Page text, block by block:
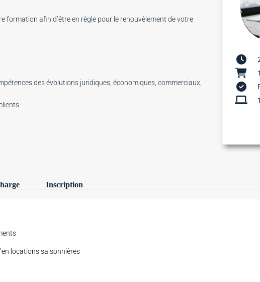
formation afin d’être en règle pour le renouvèlement de votre
des évolutions juridiques, économiques, commerciaux,
Inscription
locations saisonnières